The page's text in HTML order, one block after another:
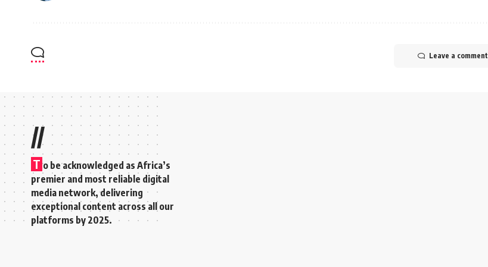
Leave a comment
//
T o be acknowledged as Africa’s
premier and most reliable digital
media network, delivering
exceptional content across all our
platforms by 2025.